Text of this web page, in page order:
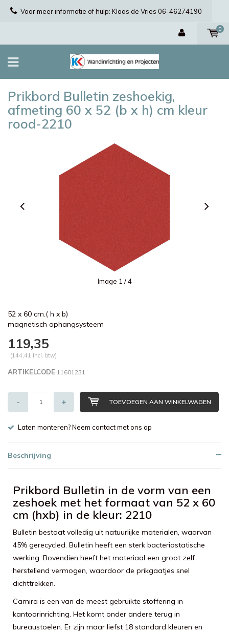
Voor meer informatie of hulp: Klaas de Vries 06-46274190
0
Prikbord Bulletin zeshoekig,
afmeting 60 x 52 (b x h) cm kleur
rood-2210
Image 1 / 4
52 x 60 cm.( h x b)
magnetisch ophangsysteem
119,35
(144,41 Incl. btw)
ARTIKELCODE 11601231
- + TOEVOEGEN AAN WINKELWAGEN
Laten monteren? Neem contact met ons op
Beschrijving
Prikbord Bulletin in de vorm van een
zeshoek met het formaat van 52 x 60
cm (hxb) in de kleur: 2210
Bulletin bestaat volledig uit natuurlijke materialen, waarvan
45% gerecycled. Bulletin heeft een sterk bacteriostatische
werking. Bovendien heeft het materiaal een groot zelf
herstellend vermogen, waardoor de prikgaatjes snel
dichttrekken.
Camira is een van de meest gebruikte stoffering in
kantoorinrichting. Het komt onder andere terug in
bureaustoelen. Er zijn maar liefst 18 standard kleuren en